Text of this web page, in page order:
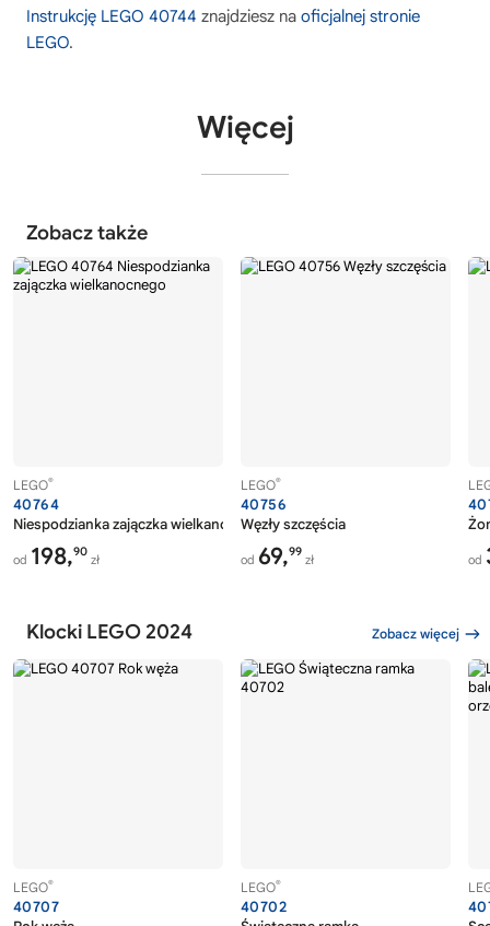
Instrukcję LEGO 40744 znajdziesz na oficjalnej stronie
LEGO.
Więcej
Zobacz także
LEGO®
40764
Niespodzianka zajączka wielkanocnego
od 198,90
zł
LEGO®
40756
Węzły szczęścia
od 69,99
zł od
Klocki LEGO 2024 Zobacz więcej
LEGO®
40707
LEGO®
40702